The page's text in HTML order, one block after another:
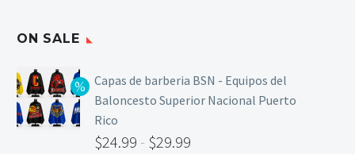
ON SALE
Capas de barberia BSN - Equipos del
Baloncesto Superior Nacional Puerto
Rico
$24.99 - $29.99